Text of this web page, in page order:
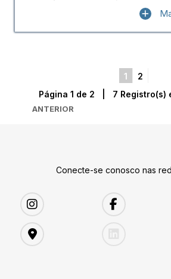
1 2
ANTERIOR
Página 1 de 2 | 7 Registro(s)
Conecte-se conosco nas